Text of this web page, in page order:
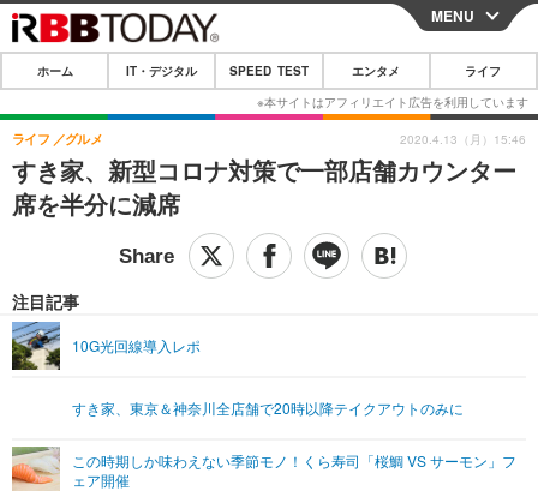
CLOSE
ホーム
IT・デジタル
IT・デジタルTOP スマートフォン
その他
SPEED TEST
映画・ドラマ
グラビア ブログ
ショッピング その他
ライフTOP
リリース一覧
MENU
ホーム IT・デジタル SPEED TEST エンタメ ライフ
すき家、新型コロナ対策で一部店舗カウンター
席を半分に減席
ライフ グルメ
注目記事
10G光回線導入レポ
すき家、東京＆神奈川全店舗で20時以降テイクアウトのみに
この時期しか味わえない季節モノ！くら寿司「桜鯛 VS サーモン」フ
ェア開催
2020.4.13（月）15:46